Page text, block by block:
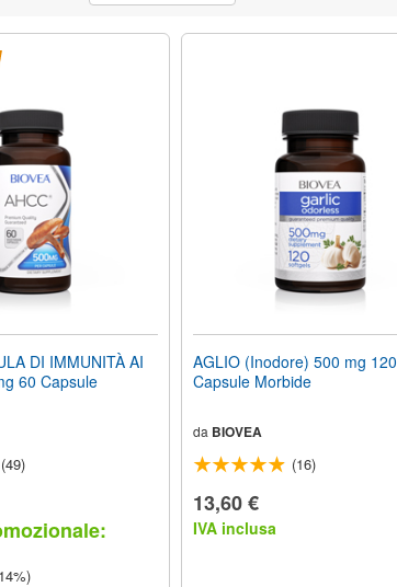
DI IMMUNITÀ AI
60 Capsule
(49)
AGLIO (Inodore) 500 mg 120
Capsule Morbide
da BIOVEA
(16)
13,60 €
IVA inclusa